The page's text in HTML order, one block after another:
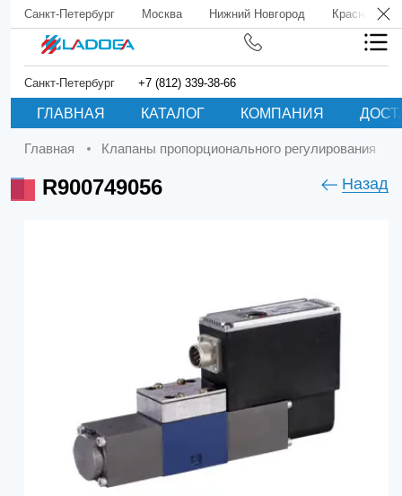
Санкт-Петербург Москва Нижний Новгород Краснодар
Санкт-Петербург +7 (812) 339-38-66
ГЛАВНАЯ КАТАЛОГ КОМПАНИЯ
Главная Клапаны пропорционального регулирования
R900749056 Назад